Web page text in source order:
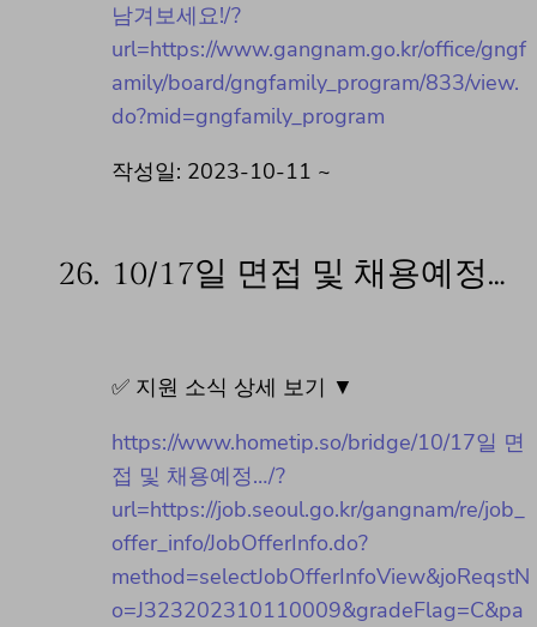
남겨보세요!/?
url=https://www.gangnam.go.kr/office/gngf
amily/board/gngfamily_program/833/view.
do?mid=gngfamily_program
작성일: 2023-10-11 ~
26. 10/17일 면접 및 채용예정…
✅ 지원 소식 상세 보기 ▼
https://www.hometip.so/bridge/10/17일 면
접 및 채용예정…/?
url=https://job.seoul.go.kr/gangnam/re/job_
offer_info/JobOfferInfo.do?
method=selectJobOfferInfoView&joReqstN
o=J323202310110009&gradeFlag=C&pa